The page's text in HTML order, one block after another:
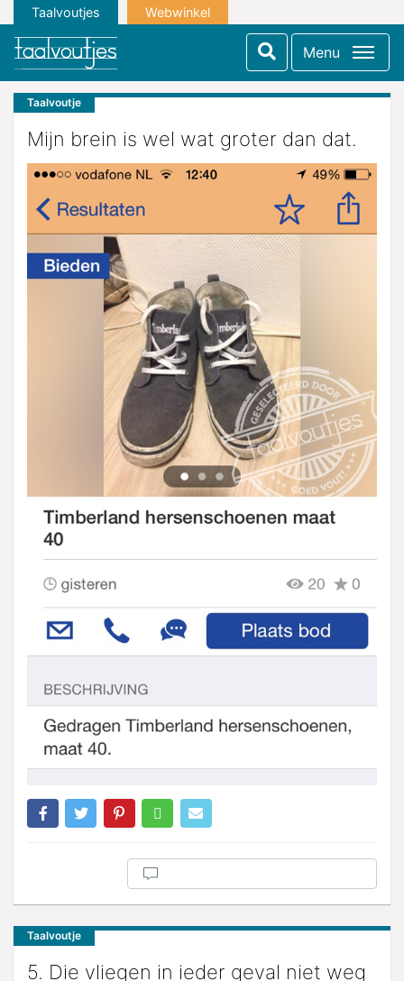
Taalvoutjes Webwinkel
Menu
Taalvoutje
Mijn brein is wel wat groter dan dat.
Taalvoutje
5. Die vliegen in ieder geval niet weg